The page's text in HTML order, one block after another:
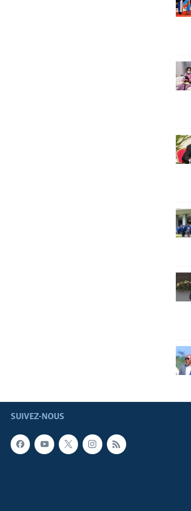
SUIVEZ-NOUS